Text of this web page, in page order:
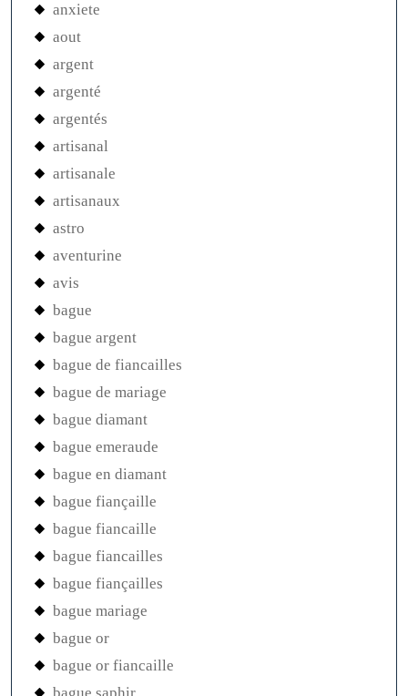
anxiete
aout
argent
argenté
argentés
artisanal
artisanale
artisanaux
astro
aventurine
avis
bague
bague argent
bague de fiancailles
bague de mariage
bague diamant
bague emeraude
bague en diamant
bague fiançaille
bague fiancaille
bague fiancailles
bague fiançailles
bague mariage
bague or
bague or fiancaille